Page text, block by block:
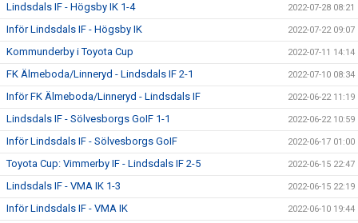
Lindsdals IF - Högsby IK 1-4 2022-07-28 08:21
Inför Lindsdals IF - Högsby IK 2022-07-22 09:07
Kommunderby i Toyota Cup 2022-07-11 14:14
FK Älmeboda/Linneryd - Lindsdals IF 2-1 2022-07-10 08:34
Inför FK Älmeboda/Linneryd - Lindsdals IF 2022-06-22 11:19
Lindsdals IF - Sölvesborgs GoIF 1-1 2022-06-22 10:59
Inför Lindsdals IF - Sölvesborgs GoIF 2022-06-17 01:00
Toyota Cup: Vimmerby IF - Lindsdals IF 2-5 2022-06-15 22:47
Lindsdals IF - VMA IK 1-3 2022-06-15 22:19
Inför Lindsdals IF - VMA IK 2022-06-10 19:44